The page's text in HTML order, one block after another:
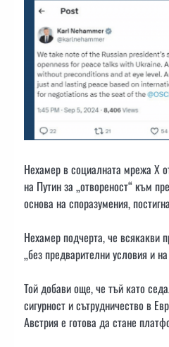
Нехамер в социалната мрежа X
на Путин за „отвореност“ към
основа на споразумения,
Нехамер подчерта, че всякакви
„без предварителни условия и
Той добави още, че тъй като
сигурност и сътрудничество в
Австрия е готова да стане